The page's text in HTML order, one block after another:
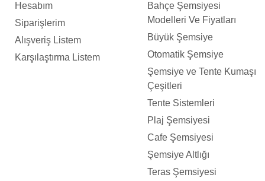
Hesabım
Siparişlerim
Alışveriş Listem
Karşılaştırma Listem
Bahçe Şemsiyesi
Modelleri Ve Fiyatları
Büyük Şemsiye
Otomatik Şemsiye
Şemsiye ve Tente Kumaşı
Çeşitleri
Tente Sistemleri
Plaj Şemsiyesi
Cafe Şemsiyesi
Şemsiye Altlığı
Teras Şemsiyesi